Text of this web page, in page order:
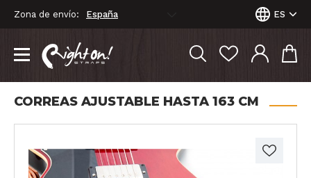
Zona de envío: ES
CORREAS AJUSTABLE HASTA 163 CM